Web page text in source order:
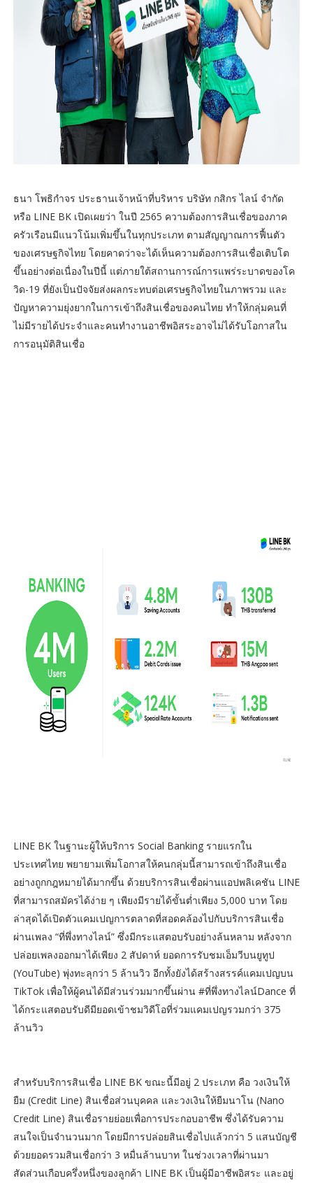
ธนา โพธิกำจร ประธานเจ้าหน้าที่บริหาร บริษัท กสิกร ไลน์ จำกัด
หรือ LINE BK เปิดเผยว่า ในปี 2565 ความต้องการสินเชื่อของภาค
ครัวเรือนมีแนวโน้มเพิ่มขึ้นในทุกประเภท ตามสัญญาณการฟื้นตัว
ของเศรษฐกิจไทย โดยคาดว่าจะได้เห็นความต้องการสินเชื่อเติบโต
ขึ้นอย่างต่อเนื่องในปีนี้ แต่ภายใต้สถานการณ์การแพร่ระบาดของโค
วิด-19 ที่ยังเป็นปัจจัยส่งผลกระทบต่อเศรษฐกิจไทยในภาพรวม และ
ปัญหาความยุ่งยากในการเข้าถึงสินเชื่อของคนไทย ทำให้กลุ่มคนที่
ไม่มีรายได้ประจำและคนทำงานอาชีพอิสระอาจไม่ได้รับโอกาสใน
การอนุมัติสินเชื่อ
LINE BK ในฐานะผู้ให้บริการ Social Banking รายแรกใน
ประเทศไทย พยายามเพิ่มโอกาสให้คนกลุ่มนี้สามารถเข้าถึงสินเชื่อ
อย่างถูกกฎหมายได้มากขึ้น ด้วยบริการสินเชื่อผ่านแอปพลิเคชัน LINE
ที่สามารถสมัครได้ง่าย ๆ เพียงมีรายได้ขั้นต่ำเพียง 5,000 บาท โดย
ล่าสุดได้เปิดตัวแคมเปญการตลาดที่สอดคล้องไปกับบริการสินเชื่อ
ผ่านเพลง “ที่พึ่งทางไลน์” ซึ่งมีกระแสตอบรับอย่างล้นหลาม หลังจาก
ปล่อยเพลงออกมาได้เพียง 2 สัปดาห์ ยอดการรับชมเอ็มวีบนยูทูป
(YouTube) พุ่งทะลุกว่า 5 ล้านวิว อีกทั้งยังได้สร้างสรรค์แคมเปญบน
TikTok เพื่อให้ผู้คนได้มีส่วนร่วมมากขึ้นผ่าน #ที่พึ่งทางไลน์Dance ที่
ได้กระแสตอบรับดีมียอดเข้าชมวิดีโอที่ร่วมแคมเปญรวมกว่า 375
ล้านวิว
สำหรับบริการสินเชื่อ LINE BK ขณะนี้มีอยู่ 2 ประเภท คือ วงเงินให้
ยืม (Credit Line) สินเชื่อส่วนบุคคล และวงเงินให้ยืมนาโน (Nano
Credit Line) สินเชื่อรายย่อยเพื่อการประกอบอาชีพ ซึ่งได้รับความ
สนใจเป็นจำนวนมาก โดยมีการปล่อยสินเชื่อไปแล้วกว่า 5 แสนบัญชี
ด้วยยอดรวมสินเชื่อกว่า 3 หมื่นล้านบาท ในช่วงเวลาที่ผ่านมา
สัดส่วนเกือบครึ่งหนึ่งของลูกค้า LINE BK เป็นผู้มีอาชีพอิสระ และอยู่